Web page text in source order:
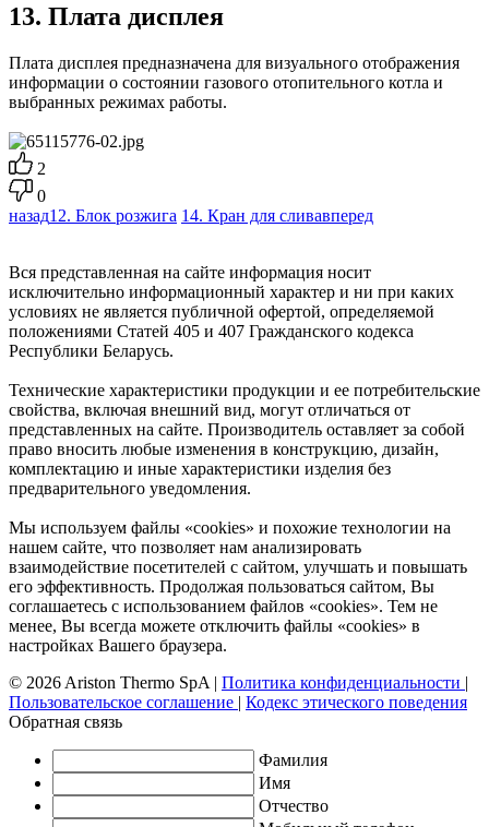
13. Плата дисплея
Плата дисплея предназначена для визуального отображения
информации о состоянии газового отопительного котла и
выбранных режимах работы.
2
0
назад12. Блок розжига 14. Кран для сливавперед
Вся представленная на сайте информация носит
исключительно информационный характер и ни при каких
условиях не является публичной офертой, определяемой
положениями Статей 405 и 407 Гражданского кодекса
Республики Беларусь.
Технические характеристики продукции и ее потребительские
свойства, включая внешний вид, могут отличаться от
представленных на сайте. Производитель оставляет за собой
право вносить любые изменения в конструкцию, дизайн,
комплектацию и иные характеристики изделия без
предварительного уведомления.
Мы используем файлы «cookies» и похожие технологии на
нашем сайте, что позволяет нам анализировать
взаимодействие посетителей с сайтом, улучшать и повышать
его эффективность. Продолжая пользоваться сайтом, Вы
соглашаетесь с использованием файлов «cookies». Тем не
менее, Вы всегда можете отключить файлы «cookies» в
настройках Вашего браузера.
© 2026 Ariston Thermo SpA | Политика конфиденциальности |
Пользовательское соглашение | Кодекс этического поведения
Обратная связь
Фамилия
Имя
Отчество